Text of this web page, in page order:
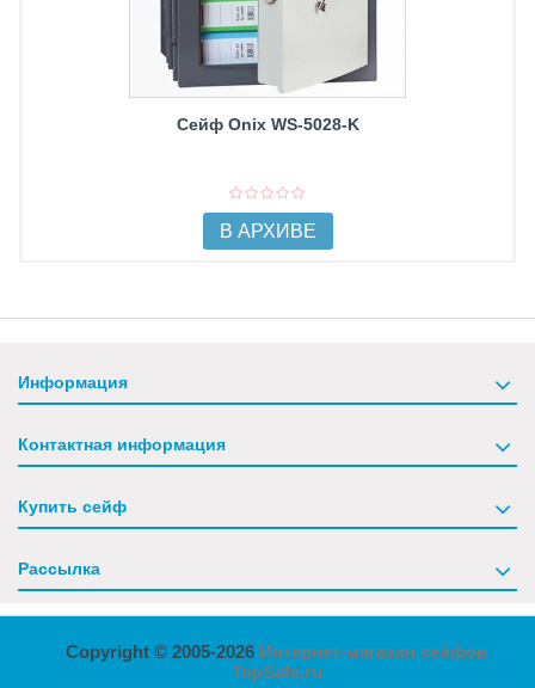
Сейф Onix WS-5028-K
В АРХИВЕ
Информация
Контактная информация
Купить сейф
Рассылка
Copyright © 2005-2026 Интернет-магазин сейфов
TopSafe.ru